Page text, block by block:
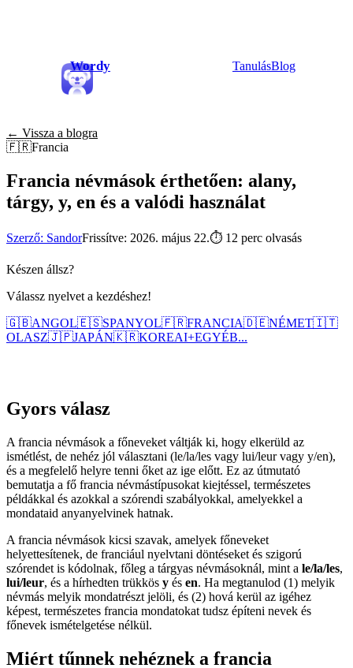
Wordy TanulásBlog
← Vissza a blogra
🇫🇷Francia
Francia névmások érthetően: alany,
tárgy, y, en és a valódi használat
Szerző: SandorFrissítve: 2026. május 22.⏱ 12 perc olvasás
Készen állsz?
Válassz nyelvet a kezdéshez!
🇬🇧ANGOL🇪🇸SPANYOL🇫🇷FRANCIA🇩🇪NÉMET🇮🇹
OLASZ🇯🇵JAPÁN🇰🇷KOREAI+EGYÉB...
Gyors válasz
A francia névmások a főneveket váltják ki, hogy elkerüld az
ismétlést, de nehéz jól választani (le/la/les vagy lui/leur vagy y/en),
és a megfelelő helyre tenni őket az ige előtt. Ez az útmutató
bemutatja a fő francia névmástípusokat kiejtéssel, természetes
példákkal és azokkal a szórendi szabályokkal, amelyekkel a
mondataid anyanyelvinek hatnak.
A francia névmások kicsi szavak, amelyek főneveket
helyettesítenek, de franciául nyelvtani döntéseket és szigorú
szórendet is kódolnak, főleg a tárgyas névmásoknál, mint a le/la/les,
lui/leur, és a hírhedten trükkös y és en. Ha megtanulod (1) melyik
névmás melyik mondatrészt jelöli, és (2) hová kerül az igéhez
képest, természetes francia mondatokat tudsz építeni nevek és
főnevek ismételgetése nélkül.
Miért tűnnek nehéznek a francia